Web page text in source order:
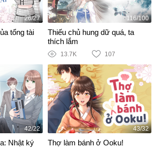
26/27
tổng tài
116/100
Thiếu chủ hung dữ quá, ta
thích lắm
13.7K 107
42/22
Nhật ký
43/32
Thợ làm bánh ở Ooku!